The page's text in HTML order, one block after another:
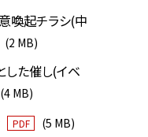
喚起チラシ(中
(2 MB)
た催し(イベ
(4 MB)
PDF (5 MB)